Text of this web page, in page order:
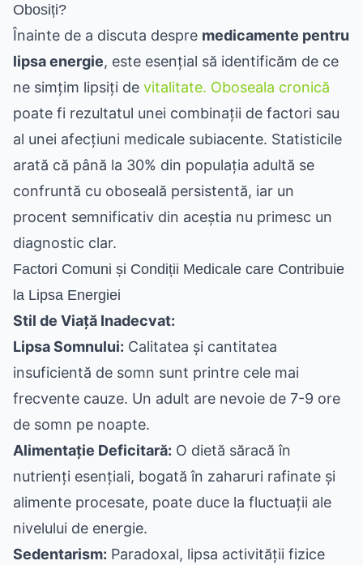
Obosiți?
Înainte de a discuta despre medicamente pentru
lipsa energie, este esențial să identificăm de ce
ne simțim lipsiți de vitalitate. Oboseala cronică
poate fi rezultatul unei combinații de factori sau
al unei afecțiuni medicale subiacente. Statisticile
arată că până la 30% din populația adultă se
confruntă cu oboseală persistentă, iar un
procent semnificativ din aceștia nu primesc un
diagnostic clar.
Factori Comuni și Condiții Medicale care Contribuie
la Lipsa Energiei
Stil de Viață Inadecvat:
Lipsa Somnului: Calitatea și cantitatea
insuficientă de somn sunt printre cele mai
frecvente cauze. Un adult are nevoie de 7-9 ore
de somn pe noapte.
Alimentație Deficitară: O dietă săracă în
nutrienți esențiali, bogată în zaharuri rafinate și
alimente procesate, poate duce la fluctuații ale
nivelului de energie.
Sedentarism: Paradoxal, lipsa activității fizice